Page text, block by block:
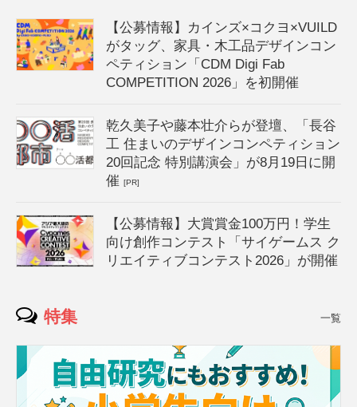
【公募情報】カインズ×コクヨ×VUILD
がタッグ、家具・木工品デザインコン
ペティション「CDM Digi Fab
COMPETITION 2026」を初開催
乾久美子や藤本壮介らが登壇、「長谷
工 住まいのデザインコンペティション
20回記念 特別講演会」が8月19日に開
催[PR]
【公募情報】大賞賞金100万円！学生
向け創作コンテスト「サイゲームス ク
リエイティブコンテスト2026」が開催
特集 一覧